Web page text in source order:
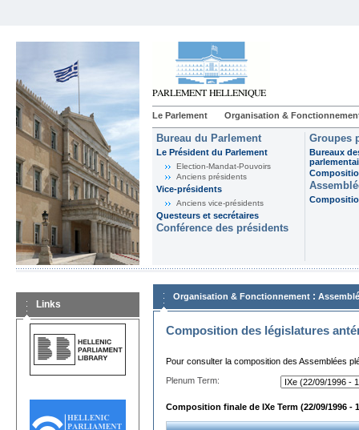
Le Parlement Organisation &
Bureau du Parlement
Le Président du Parlement
Election-Mandat-Pouvoirs
Anciens présidents
Vice-présidents
Anciens vice-présidents
Questeurs et secrétaires
Conférence des présidents
Groupes
Bureaux
Links
Organisation & Fonctionnement :
Composition des législatures
Pour consulter la composition des Assemblées
Plenum Term:
Composition finale de IXe Term (22/09/1996 -